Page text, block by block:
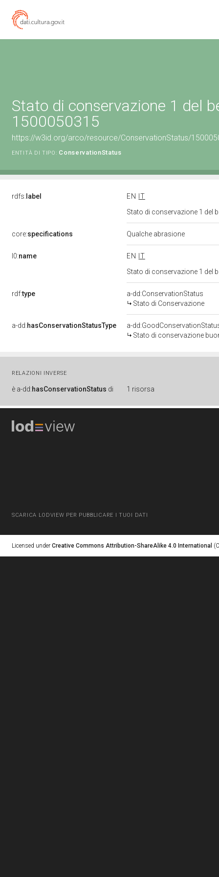
Stato di conservazione 1 del
1500050315
https://w3id.org/arco/resource/ConservationStatus/
ENTITÀ DI TIPO: ConservationStatus
rdfs: label EN
IT
Stato di conservazione 1 del
core:specifications Qualche abrasione
l0:name EN
IT
Stato di conservazione 1 del
rdf:type
a-dd:ConservationStatus
Stato di Conservazione
a-dd:hasConservationStatusType
a-
Stato di conservazione
RELAZIONI INVERSE
è a-dd:hasConservationStatus di 1 risorsa
SCARICA LODVIEW PER PUBBLICARE I TUOI DATI
Licensed under Creative Commons Attribution-ShareAlike 4.0 International